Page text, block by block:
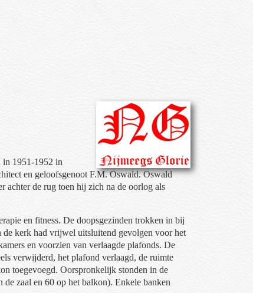
in 1951-1952 in
en geloofsgenoot F.M. Oswald. Oswald
achter de rug toen hij zich na de oorlog als
en fitness. De doopsgezinden trokken in bij
de kerk had vrijwel uitsluitend gevolgen voor het
en voorzien van verlaagde plafonds. De
verwijderd, het plafond verlaagd, de ruimte
toegevoegd. Oorspronkelijk stonden in de
zaal en 60 op het balkon). Enkele banken